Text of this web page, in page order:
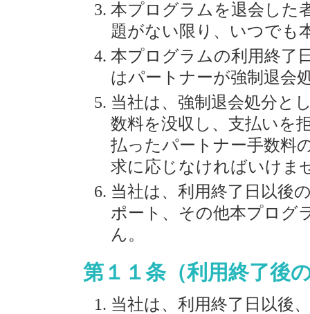
本プログラムを退会した
題がない限り、いつでも
本プログラムの利用終了
はパートナーが強制退会
当社は、強制退会処分と
数料を没収し、支払いを
払ったパートナー手数料
求に応じなければいけま
当社は、利用終了日以後
ポート、その他本プログ
ん。
第１１条（利用終了後
当社は、利用終了日以後